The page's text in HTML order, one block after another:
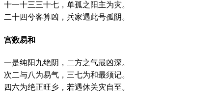
十一十三三十七，单孤之阳主为灾。
二十四兮客算凶，兵家遇此号孤阴。
宫数易和
一是纯阳九绝阴，二方之气最凶深。
次二与八为易气，三七为和最须记。
四六为绝正旺乡，若遇休关灾自至。